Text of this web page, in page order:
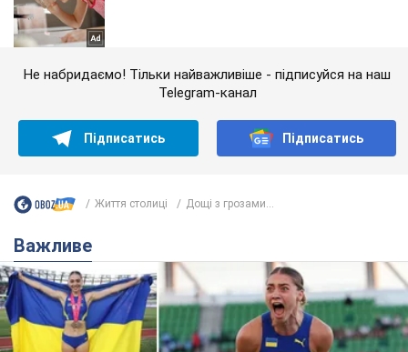
Не набридаємо! Тільки найважливіше - підписуйся на наш
Telegram-канал
Підписатись Підписатись
Життя столиці Дощі з грозами...
Важливе